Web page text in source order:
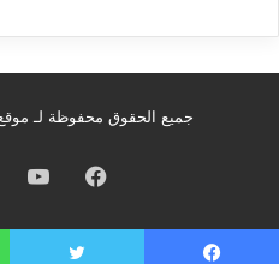
جميع الحقوق محفوظة لـ موقع
فيسبوك